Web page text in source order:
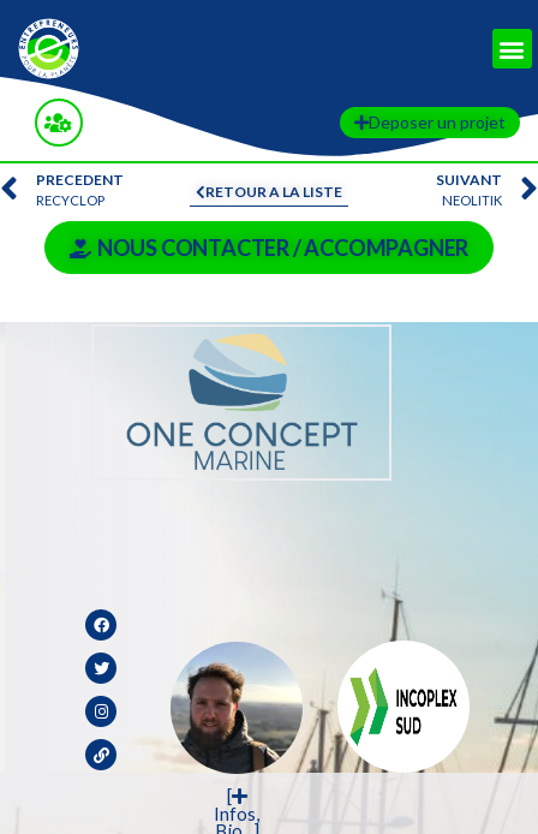
Deposer un projet
RETOUR A LA LISTE
PRECEDENT
RECYCLOP
SUIVANT
NEOLITIK
NOUS CONTACTER / ACCOMPAGNER
[
Infos,